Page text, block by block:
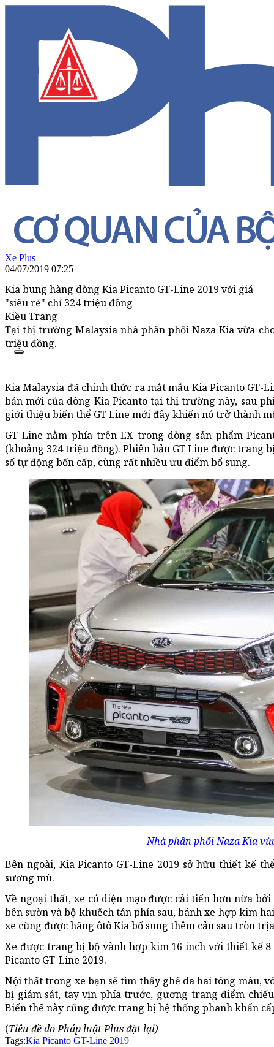
Xe Plus
04/07/2019 07:25
Kia bung hàng dòng Kia Picanto GT-Line 2019 với giá
"siêu rẻ" chỉ 324 triệu đồng
Kiều Trang
Tại thị trường Malaysia nhà phân phối Naza Kia vừa
triệu đồng.
Kia Malaysia đã chính thức ra mắt mẫu Kia Picanto GT-
bản mới của dòng Kia Picanto tại thị trường này, sau
giới thiệu biến thể GT Line mới đây khiến nó trở thành
GT Line nằm phía trên EX trong dòng sản phẩm
(khoảng 324 triệu đồng). Phiên bản GT Line được trang
số tự động bốn cấp, cùng rất nhiều ưu điểm bổ sung.
Nhà phân phối Naza Kia
Bên ngoài, Kia Picanto GT-Line 2019 sở hữu thiết kế
sương mù.
Về ngoại thất, xe có diện mạo được cải tiến hơn nữa
bên sườn và bộ khuếch tán phía sau, bánh xe hợp kim
xe cũng được hãng ôtô Kia bổ sung thêm cản sau tròn
Xe được trang bị bộ vành hợp kim 16 inch với thiết kế
Picanto GT-Line 2019.
Nội thất trong xe bạn sẽ tìm thấy ghế da hai tông màu,
bị giám sát, tay vịn phía trước, gương trang điểm
Biến thể này cũng được trang bị hệ thống phanh khẩn
(Tiêu đề do Pháp luật Plus đặt lại)
Tags:Kia Picanto GT-Line 2019